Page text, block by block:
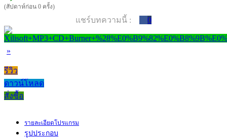
(สัปดาห์ก่อน 0 ครั้ง)
แชร์บทความนี้ : 0
»
รีวิว
ดาวน์โหลด
สั่งซื้อ
รายละเอียดโปรแกรม
รูปประกอบ